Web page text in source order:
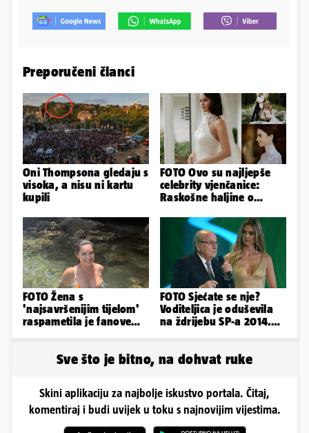
Preporučeni članci
Oni Thompsona gledaju s
visoka, a nisu ni kartu
kupili
FOTO Ovo su najljepše
celebrity vjenčanice:
Raskošne haljine o
FOTO Žena s
'najsavršenijim tijelom'
raspametila je fanove
FOTO Sjećate se nje?
Voditeljica je oduševila
na ždrijebu SP-a 2014.
Sve što je bitno, na dohvat ruke
Skini aplikaciju za najbolje iskustvo portala. Čitaj,
komentiraj i budi uvijek u toku s najnovijim vijestima.